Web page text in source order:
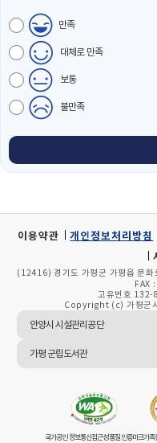
만족
대체로 만족
보통
불만족
이용약관 개인정보처리방침
(12416) 경기도 가평군 가평읍 문
FAX
고유번호
Copyright (c) 가평군
국가공인 정보통신접근성 품질인증마크가족